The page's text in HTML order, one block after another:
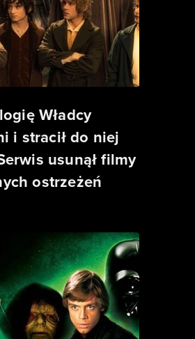
Władcy
i stracił do niej
usunął filmy
ostrzeżeń